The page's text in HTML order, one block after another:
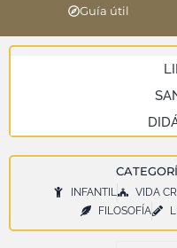
Guía útil
INFANTIL VIDA
FILOSOFÍA